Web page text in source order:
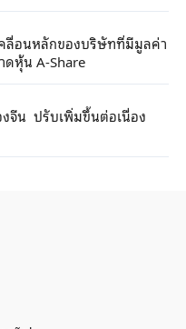
ลื่อนหลักของบริษัทที่มีมูลค่า
ดหุ้น A-Share
จีน ปรับเพิ่มขึ้นต่อเนื่อง